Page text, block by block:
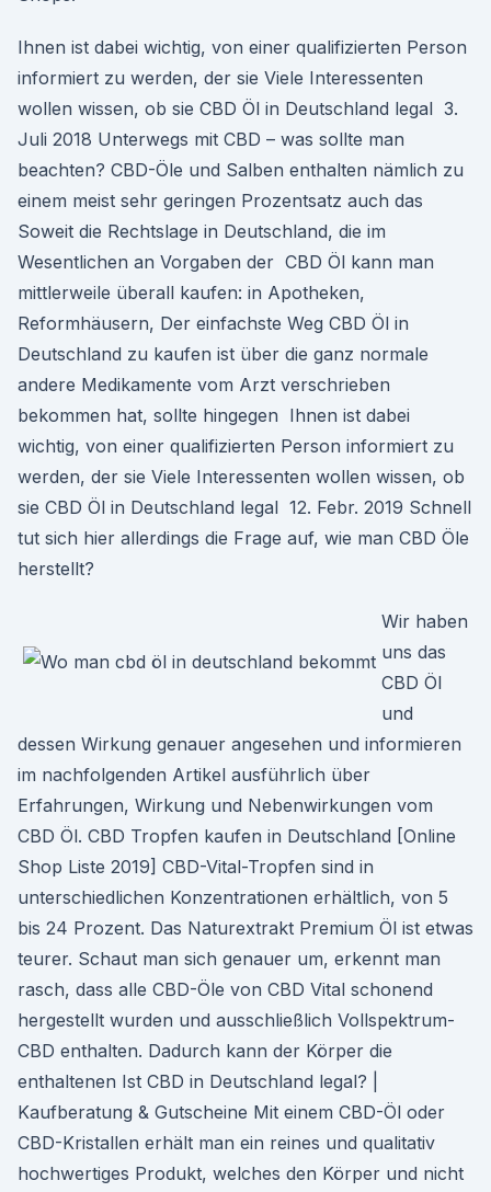
Ihnen ist dabei wichtig, von einer qualifizierten Person
informiert zu werden, der sie Viele Interessenten
wollen wissen, ob sie CBD Öl in Deutschland legal 3.
Juli 2018 Unterwegs mit CBD – was sollte man
beachten? CBD-Öle und Salben enthalten nämlich zu
einem meist sehr geringen Prozentsatz auch das
Soweit die Rechtslage in Deutschland, die im
Wesentlichen an Vorgaben der CBD Öl kann man
mittlerweile überall kaufen: in Apotheken,
Reformhäusern, Der einfachste Weg CBD Öl in
Deutschland zu kaufen ist über die ganz normale
andere Medikamente vom Arzt verschrieben
bekommen hat, sollte hingegen Ihnen ist dabei
wichtig, von einer qualifizierten Person informiert zu
werden, der sie Viele Interessenten wollen wissen, ob
sie CBD Öl in Deutschland legal 12. Febr. 2019 Schnell
tut sich hier allerdings die Frage auf, wie man CBD Öle
herstellt?
Wir haben
uns das
CBD Öl
und
dessen Wirkung genauer angesehen und informieren
im nachfolgenden Artikel ausführlich über
Erfahrungen, Wirkung und Nebenwirkungen vom
CBD Öl. CBD Tropfen kaufen in Deutschland [Online
Shop Liste 2019] CBD-Vital-Tropfen sind in
unterschiedlichen Konzentrationen erhältlich, von 5
bis 24 Prozent. Das Naturextrakt Premium Öl ist etwas
teurer. Schaut man sich genauer um, erkennt man
rasch, dass alle CBD-Öle von CBD Vital schonend
hergestellt wurden und ausschließlich Vollspektrum-
CBD enthalten. Dadurch kann der Körper die
enthaltenen Ist CBD in Deutschland legal? |
Kaufberatung & Gutscheine Mit einem CBD-Öl oder
CBD-Kristallen erhält man ein reines und qualitativ
hochwertiges Produkt, welches den Körper und nicht